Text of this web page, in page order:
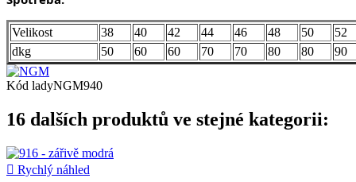
Velikost 38 40 42 44 46 48 50
52
dkg
50 60 60 70 70 80 80 90
Kód ladyNGM940
16 dalších produktů ve stejné kategorii:
 Rychlý náhled